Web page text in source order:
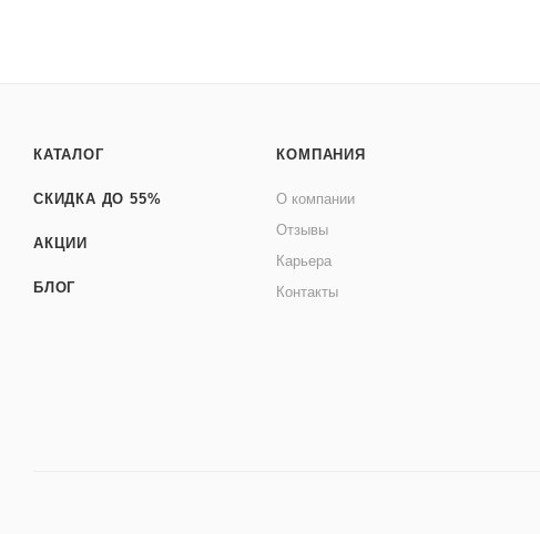
КАТАЛОГ
СКИДКА ДО 55%
АКЦИИ
БЛОГ
КОМПАНИЯ
О компании
Отзывы
Карьера
Контакты